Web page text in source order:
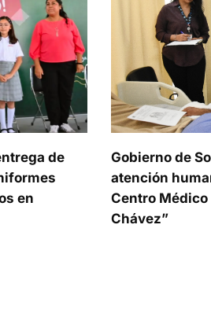
de
en
Gobierno de
atención
Centro Médico
Chávez”